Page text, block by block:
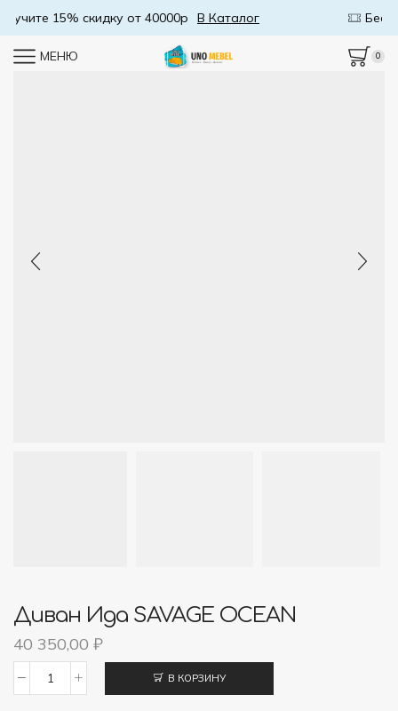
Бесплатная доставка от 50000р
МЕНЮ 0
Диван Ида SAVAGE OCEAN
40 350,00 ₽
В КОРЗИНУ